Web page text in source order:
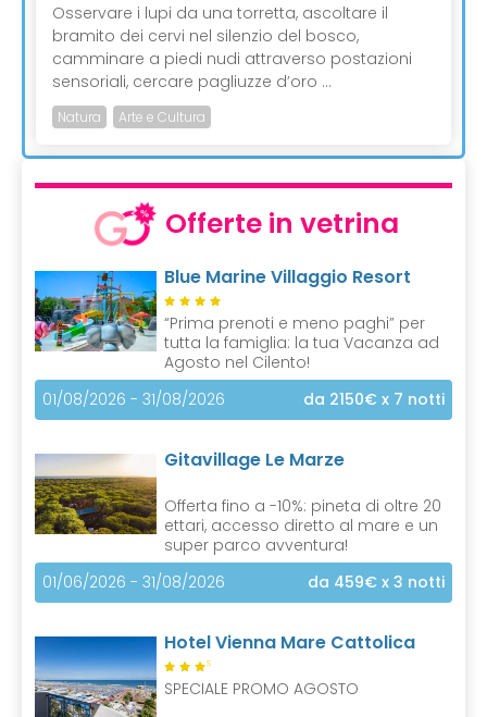
Osservare i lupi da una torretta, ascoltare il
bramito dei cervi nel silenzio del bosco,
camminare a piedi nudi attraverso postazioni
sensoriali, cercare pagliuzze d’oro ...
Natura Arte e Cultura
Offerte in vetrina
Blue Marine Villaggio Resort
“Prima prenoti e meno paghi” per
tutta la famiglia: la tua Vacanza ad
Agosto nel Cilento!
01/08/2026 - 31/08/2026
da 2150€ x 7 notti
Gitavillage Le Marze
Offerta fino a -10%: pineta di oltre 20
ettari, accesso diretto al mare e un
super parco avventura!
01/06/2026 - 31/08/2026
da 459€ x 3 notti
Hotel Vienna Mare Cattolica
S
SPECIALE PROMO AGOSTO